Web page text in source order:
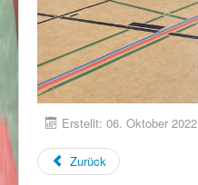
Erstellt: 06. Oktober 2022
Zurück